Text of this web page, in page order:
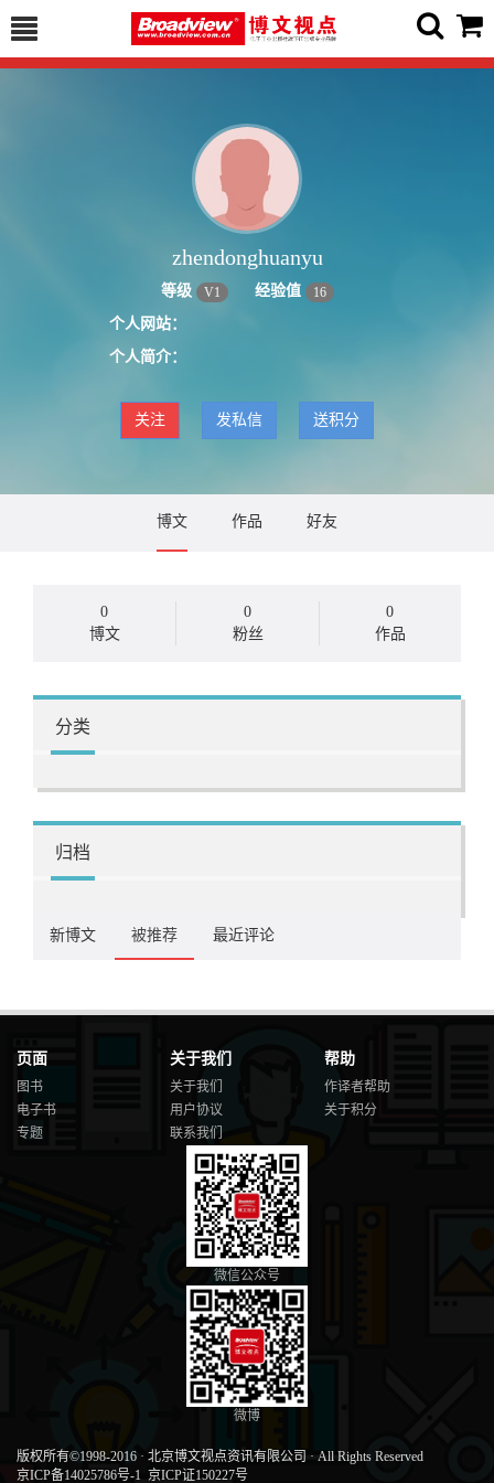
zhendonghuanyu
等级 V1 经验值 16
个人网站：
个人简介：
关注 发私信 送积分
博文 作品 好友
0
博文
0
粉丝
0
作品
分类
归档
新博文 被推荐 最近评论
页面
图书
电子书
专题
关于我们
关于我们
用户协议
联系我们
帮助
作译者帮助
关于积分
微信公众号
微博
版权所有©1998-2016 · 北京博文视点资讯有限公司 · All Rights Reserved
京ICP备14025786号-1 京ICP证150227号